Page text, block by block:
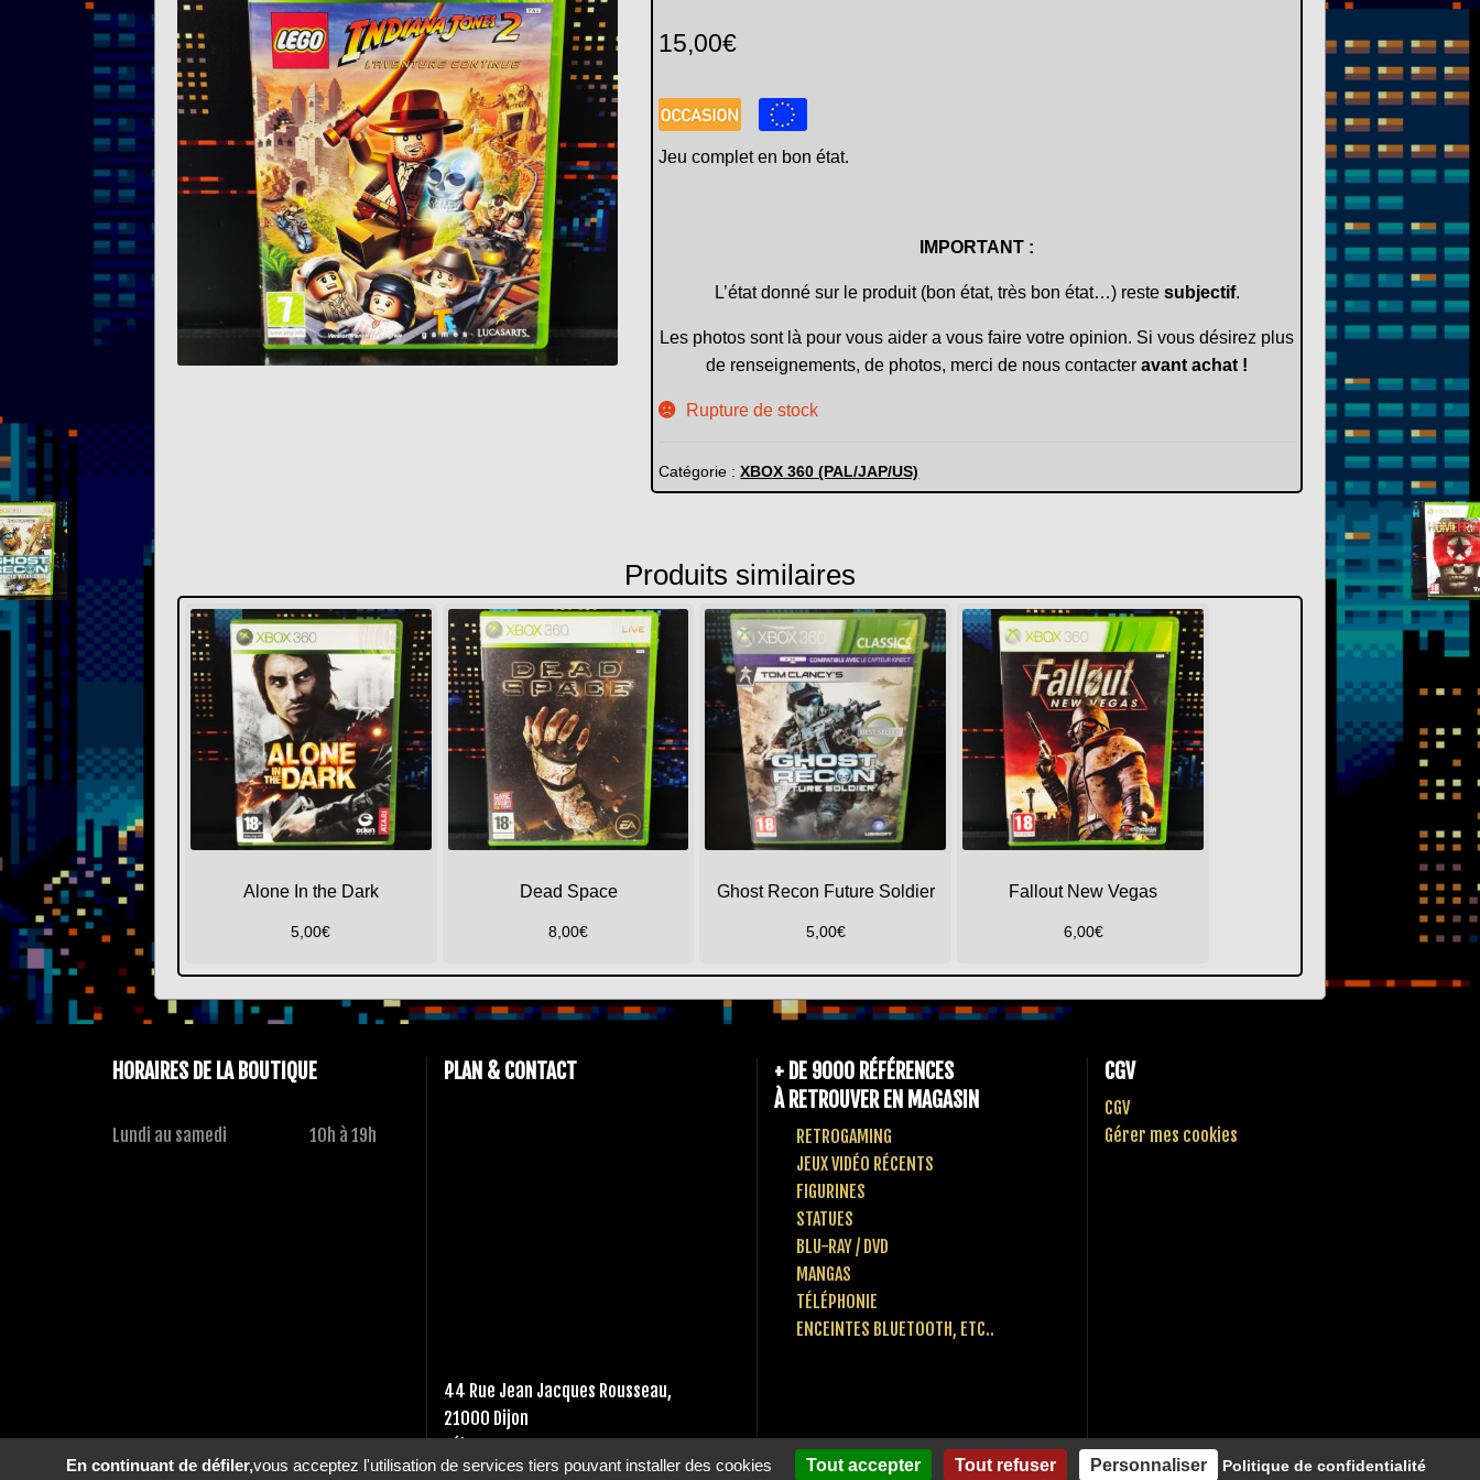
15,00€
Jeu complet en bon état.
IMPORTANT :
L’état donné sur le produit (bon état, très bon état…) reste subjectif.
Les photos sont là pour vous aider a vous faire votre opinion. Si vous désirez plus
de renseignements, de photos, merci de nous contacteravant achat !
Rupture de stock
Catégorie :XBOX 360 (PAL/JAP/US)
Produits similaires
Alone In the Dark
5,00€
Dead Space
8,00€
Ghost Recon Future Soldier
5,00€
Fallout New Vegas
6,00€
HORAIRES DE LA BOUTIQUE
Lundi au samedi 10h à 19h
PLAN & CONTACT
44 Rue Jean Jacques Rousseau,
21000 Dijon
Tél :03 80 10 49 65
+ DE 9000 RÉFÉRENCES
À RETROUVER EN MAGASIN
RETROGAMING
JEUX VIDÉO RÉCENTS
FIGURINES
STATUES
BLU-RAY / DVD
MANGAS
TÉLÉPHONIE
ENCEINTES BLUETOOTH, ETC..
CGV
CGV
Gérer mes cookies
En continuant de défiler,vous acceptez l'utilisation de services tiers pouvant installer des cookies Tout accepter Tout refuser Personnaliser Politique de confidentialité